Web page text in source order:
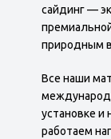
сайдинг —
природным
Все наши
установке
работаем